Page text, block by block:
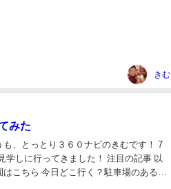
きむ
みた
、とっとり３６０ナビのきむです！ 7
ってきました！ 注目の記事 以
こちら 今日どこ行く？駐車場のある公